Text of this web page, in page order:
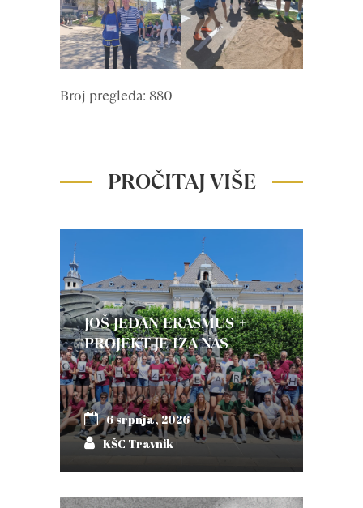
Broj pregleda: 880
PROČITAJ VIŠE
JOŠ JEDAN ERASMUS +
PROJEKT JE IZA NAS
6 srpnja, 2026
KŠC Travnik